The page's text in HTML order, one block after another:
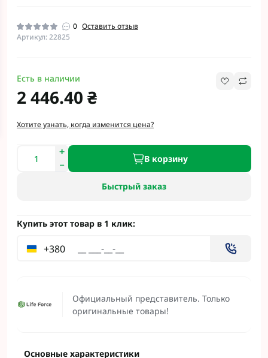
0 Оставить отзыв
Артикул: 22825
Официальный представитель. Только
оригинальные товары!
Есть в наличии
2 446.40 ₴
Хотите узнать, когда изменится цена?
В корзину
Быстрый заказ
Купить этот товар в 1 клик:
+380
Основные характеристики